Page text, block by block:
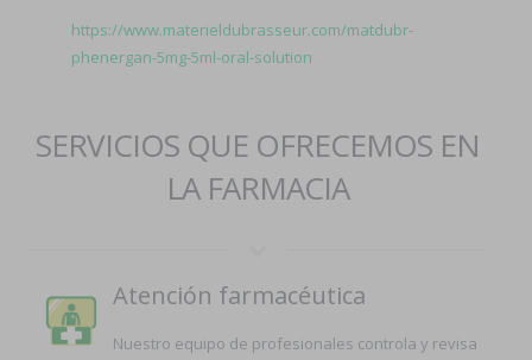
https://www.materieldubrasseur.com/matdubr-
phenergan-5mg-5ml-oral-solution
SERVICIOS QUE OFRECEMOS EN
LA FARMACIA
Atención farmacéutica
Nuestro equipo de profesionales controla y revisa